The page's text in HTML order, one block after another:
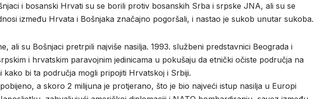
i bosanski Hrvati su se borili protiv bosanskih Srba i srpske JNA, ali su se
između Hrvata i Bošnjaka značajno pogoršali, i nastao je sukob unutar sukoba.
ali su Bošnjaci pretrpili najviše nasilja. 1993. službeni predstavnici Beograda i
i hrvatskim paravojnim jedinicama u pokušaju da etnički očiste područja na
kako bi ta područja mogli pripojiti Hrvatskoj i Srbiji.
a skoro 2 milijuna je protjerano, što je bio najveći istup nasilja u Europi